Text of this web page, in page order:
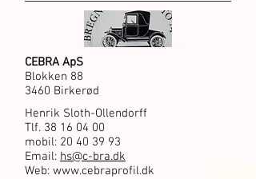
CEBRA ApS
Blokken 88
3460 Birkerød
Henrik Sloth-Ollendorff
Tlf. 38 16 04 00
mobil: 20 40 39 93
Email: hs@c-bra.dk
Web: www.cebraprofil.dk